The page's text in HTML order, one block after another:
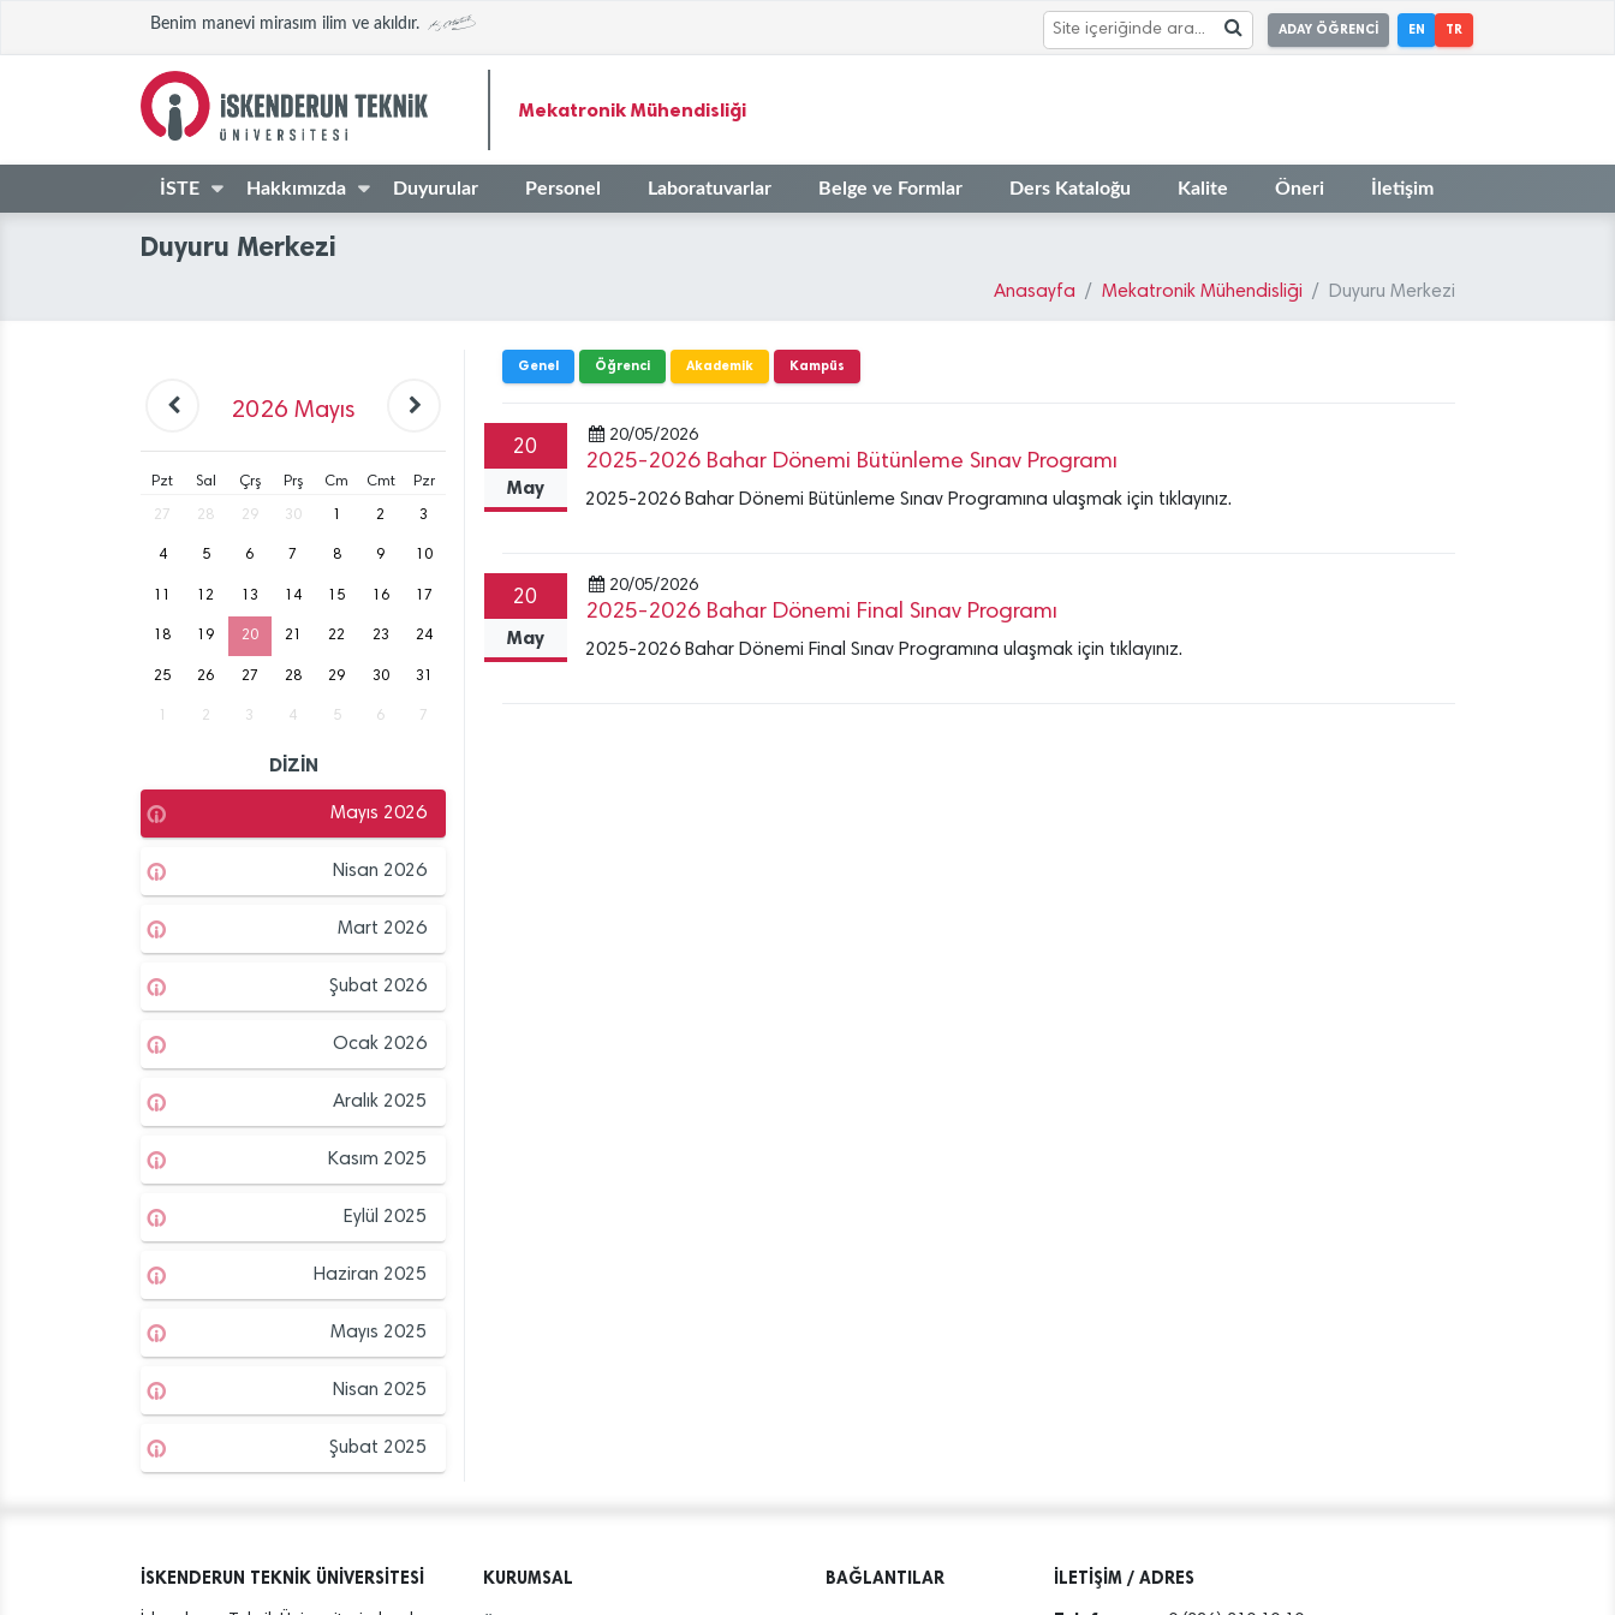
Benim manevi mirasım ilim ve akıldır. ADAY ÖĞRENCİ EN TR
Mekatronik Mühendisliği
İSTE Hakkımızda Duyurular Personel Laboratuvarlar Belge ve Formlar Ders Kataloğu Kalite Öneri İletişim
Duyuru Merkezi
Anasayfa Mekatronik Mühendisliği Duyuru Merkezi
2026 Mayıs
Pzt Sal Çrş Prş Cm Cmt Pzr
27 28 29 30 2 3
4 5 6 7 8 9 10
12 13 14 15 16 17
18 19 20 21 22 23 24
25 26 27 28 29 30 31
2 3 4 5 6 7
DİZİN
Mayıs 2026
Nisan 2026
Mart 2026
Şubat 2026
Ocak 2026
Aralık 2025
Kasım 2025
Eylül 2025
Haziran 2025
Mayıs 2025
Nisan 2025
Şubat 2025
Genel Öğrenci Akademik Kampüs
20
May
20/05/2026
2025-2026 Bahar Dönemi Bütünleme Sınav Programı
2025-2026 Bahar Dönemi Bütünleme Sınav Programına ulaşmak için tıklayınız.
20
May
20/05/2026
2025-2026 Bahar Dönemi Final Sınav Programı
2025-2026 Bahar Dönemi Final Sınav Programına ulaşmak için tıklayınız.
İSKENDERUN TEKNİK ÜNİVERSİTESİ KURUMSAL BAĞLANTILAR
İLETİŞİM / ADRES